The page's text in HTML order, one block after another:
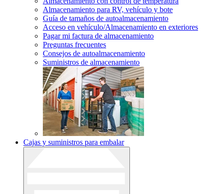
Almacenamiento para RV, vehículo y bote
Guía de tamaños de autoalmacenamiento
Acceso en vehículo/Almacenamiento en exteriores
Pagar mi factura de almacenamiento
Preguntas frecuentes
Consejos de autoalmacenamiento
Suministros de almacenamiento
Cajas y suministros para embalar